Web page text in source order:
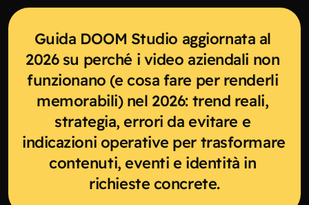
Guida DOOM Studio aggiornata al
2026 su perché i video aziendali non
funzionano (e cosa fare per renderli
memorabili) nel 2026: trend reali,
strategia, errori da evitare e
indicazioni operative per trasformare
contenuti, eventi e identità in
richieste concrete.